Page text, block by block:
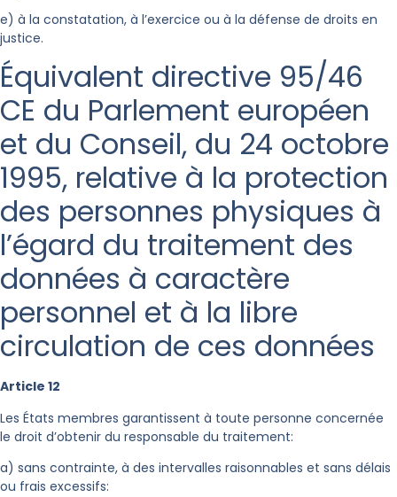
e) à la constatation, à l’exercice ou à la défense de droits en
justice.
Équivalent directive 95/46
CE du Parlement européen
et du Conseil, du 24 octobre
1995, relative à la protection
des personnes physiques à
l’égard du traitement des
données à caractère
personnel et à la libre
circulation de ces données
Article 12
Les États membres garantissent à toute personne concernée
le droit d’obtenir du responsable du traitement:
a) sans contrainte, à des intervalles raisonnables et sans délais
ou frais excessifs: